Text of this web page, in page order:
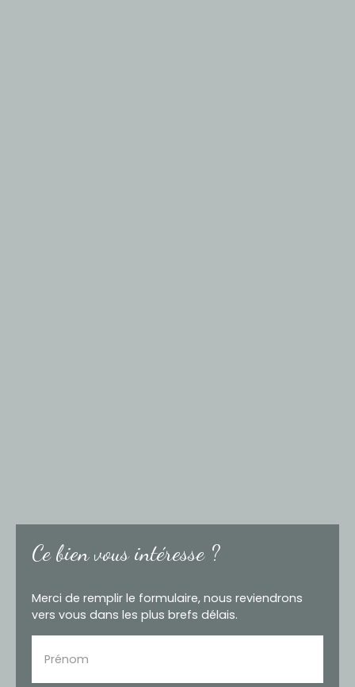
Ce bienvous intéresse ?
Merci de remplir le formulaire, nous reviendrons
vers vous dans les plus brefs délais.
Prénom